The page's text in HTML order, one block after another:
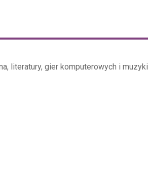
literatury, gier komputerowych i muzyki.